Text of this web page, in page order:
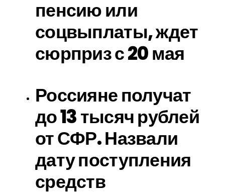
пенсию или
соцвыплаты, ждет
сюрприз с 20 мая
Россияне получат
до 13 тысяч рублей
от СФР. Назвали
дату поступления
средств